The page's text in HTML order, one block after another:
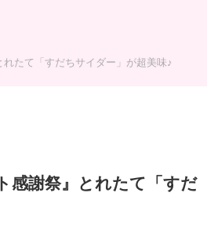
たて「すだちサイダー」が超美味♪
感謝祭』とれたて「すだ